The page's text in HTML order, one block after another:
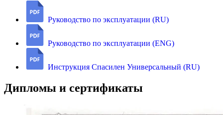
Руководство по эксплуатации (RU)
Руководство по эксплуатации (ENG)
Инструкция Спасилен Универсальный (RU)
Дипломы и сертификаты